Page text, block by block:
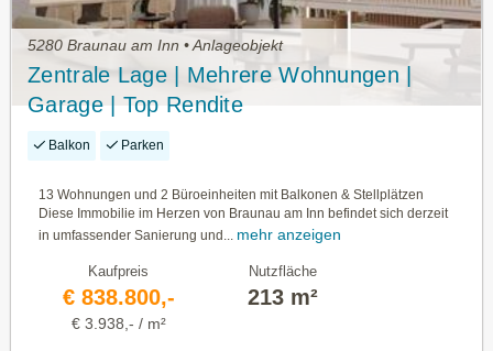
5280 Braunau am Inn • Anlageobjekt
Zentrale Lage | Mehrere Wohnungen |
Garage | Top Rendite
Balkon Parken
13 Wohnungen und 2 Büroeinheiten mit Balkonen & Stellplätzen
Diese Immobilie im Herzen von Braunau am Inn befindet sich derzeit
in umfassender Sanierung und... mehr anzeigen
Kaufpreis
€ 838.800,-
€ 3.938,- / m²
Nutzfläche
213 m²